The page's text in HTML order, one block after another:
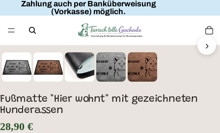
Zahlung auch per Banküberweisung
(Vorkasse) möglich.
HIER WOHNT
HUNDENAME
MIT FAMILIE
FAMILIENNAME ›
Fußmatte "Hier wohnt" mit gezeichneten
Hunderassen
28,90 €